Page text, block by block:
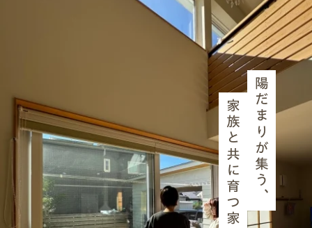
0120-40-6613
［受付時間］ 9:00～18:00
まずは相談する[無料]
モデルハウスを見る
ファーストプランを試す 陽だまりが集う、
家族と共に育つ家